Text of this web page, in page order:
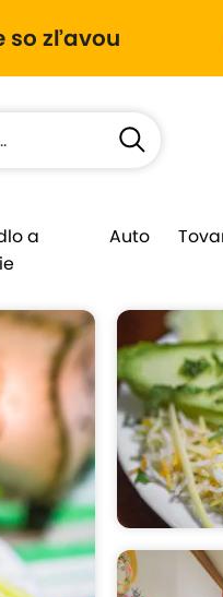
so zľavou
a
Auto